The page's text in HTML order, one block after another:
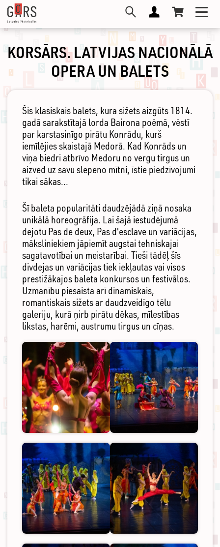
Pārlekt
galveno
saturu
KORSĀRS. LATVIJAS NACIONĀLĀ
OPERA UN BALETS
Šis klasiskais balets, kura sižets aizgūts 1814.
gadā sarakstītajā lorda Bairona poēmā, vēstī
par karstasinīgo pirātu Konrādu, kurš
iemīlējies skaistajā Medorā. Kad Konrāds un
viņa biedri atbrīvo Medoru no vergu tirgus un
aizved uz savu slepeno mītni, īstie piedzīvojumi
tikai sākas...
Šī baleta popularitāti daudzējādā ziņā nosaka
unikālā horeogrāfija. Lai šajā iestudējumā
dejotu Pas de deux, Pas d'esclave un variācijas,
māksliniekiem jāpiemīt augstai tehniskajai
sagatavotībai un meistarībai. Tieši tādēļ šīs
divdejas un variācijas tiek iekļautas vai visos
prestižākajos baleta konkursos un festivālos.
Uzmanību piesaista arī dinamiskais,
romantiskais sižets ar daudzveidīgo tēlu
galeriju, kurā ņirb pirātu dēkas, mīlestības
likstas, harēmi, austrumu tirgus un cīņas.